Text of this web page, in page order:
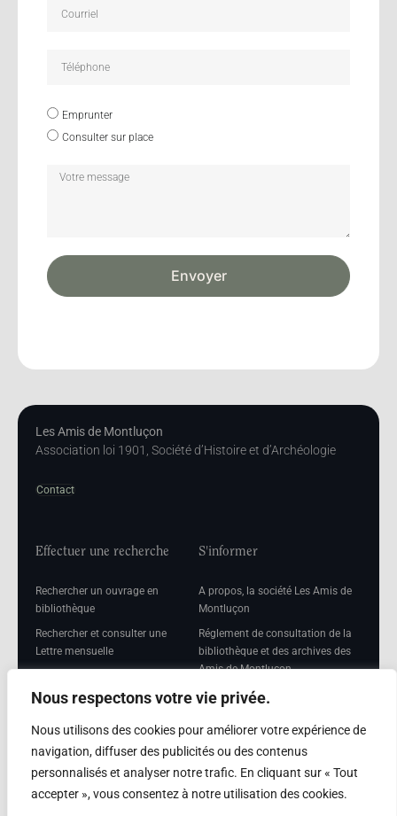
Nous respectons votre vie privée.
Nous utilisons des cookies pour améliorer votre expérience de
navigation, diffuser des publicités ou des contenus
personnalisés et analyser notre trafic. En cliquant sur « Tout
accepter », vous consentez à notre utilisation des cookies.
Emprunter
Consulter sur place
Envoyer
Les Amis de Montluçon
Association loi 1901, Société d’Histoire et d’Archéologie
Contact
Effectuer une recherche
Rechercher un ouvrage en
bibliothèque
Rechercher et consulter une
Lettre mensuelle
mensuelle
S'informer
A propos, la société Les Amis de
Montluçon
Réglement de consultation de la
bibliothèque et des archives des
Amis de Montluçon
Mentions légales
Adhérer